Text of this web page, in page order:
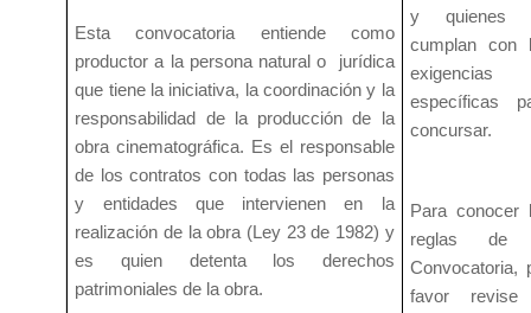
Esta convocatoria entiende como
productor a la persona natural o jurídica
que tiene la iniciativa, la coordinación y la
responsabilidad de la producción de la
obra cinematográfica. Es el responsable
de los contratos con todas las personas
y entidades que intervienen en la
realización de la obra (Ley 23 de 1982) y
es quien detenta los derechos
patrimoniales de la obra.
y quienes
cumplan con
exigencias
específicas
concursar.
Para conocer
reglas de
Convocatoria,
favor revise